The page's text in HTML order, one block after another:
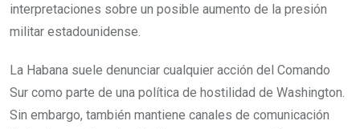
interpretaciones sobre un posible aumento de la presión
militar estadounidense.
La Habana suele denunciar cualquier acción del Comando
Sur como parte de una política de hostilidad de Washington.
Sin embargo, también mantiene canales de comunicación